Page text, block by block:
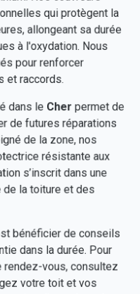
qui protègent la
allongeant sa durée
à l'oxydation. Nous
pour renforcer
et raccords.
dans leCher permet de
de futures réparations
de la zone, nos
résistante aux
s’inscrit dans une
de la toiture et des
bénéficier de conseils
dans la durée. Pour
rendez-vous, consultez
votre toit et vos